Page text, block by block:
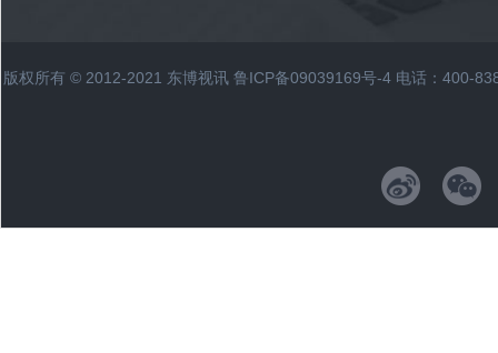
版权所有 © 2012-2021 东博视讯 鲁ICP备09039169号-4电话：400-